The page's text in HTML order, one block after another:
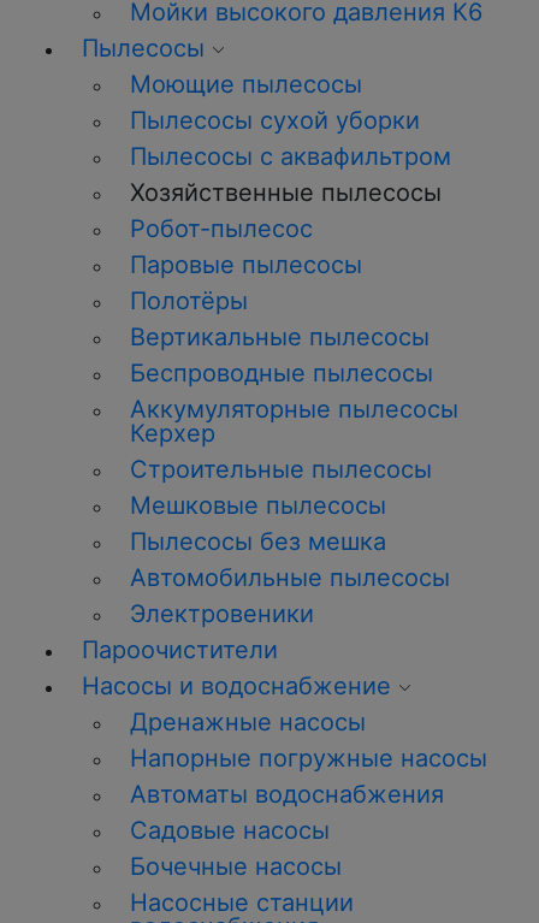
Мойки высокого давления К6
Пылесосы
Моющие пылесосы
Пылесосы сухой уборки
Пылесосы с аквафильтром
Хозяйственные пылесосы
Робот-пылесос
Паровые пылесосы
Полотёры
Вертикальные пылесосы
Беспроводные пылесосы
Аккумуляторные пылесосы
Керхер
Строительные пылесосы
Мешковые пылесосы
Пылесосы без мешка
Автомобильные пылесосы
Электровеники
Пароочистители
Насосы и водоснабжение
Дренажные насосы
Напорные погружные насосы
Автоматы водоснабжения
Садовые насосы
Бочечные насосы
Насосные станции